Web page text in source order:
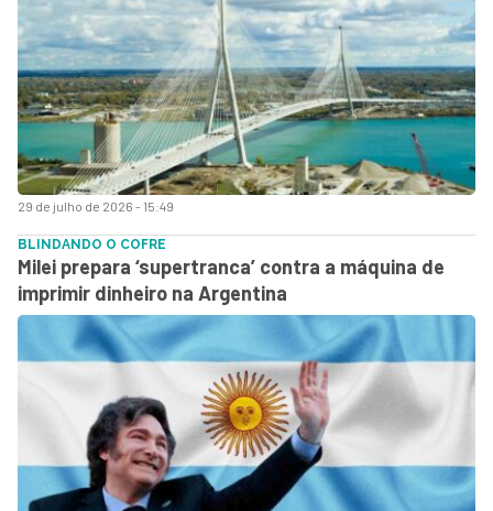
29 de julho de 2026 - 15:49
BLINDANDO O COFRE
Milei prepara ‘supertranca’ contra a máquina de
imprimir dinheiro na Argentina